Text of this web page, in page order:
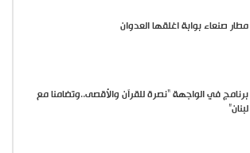
مطار صنعاء بوابة اغلقها العدوان
برنامج في الواجهة “نصرة للقرآن والأقصى..وتضامنا مع
لبنان”